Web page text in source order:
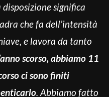
significa
che fa dell’intensità
e lavora da tanto
scorso, abbiamo 11
ci sono finiti
. Abbiamo fatto